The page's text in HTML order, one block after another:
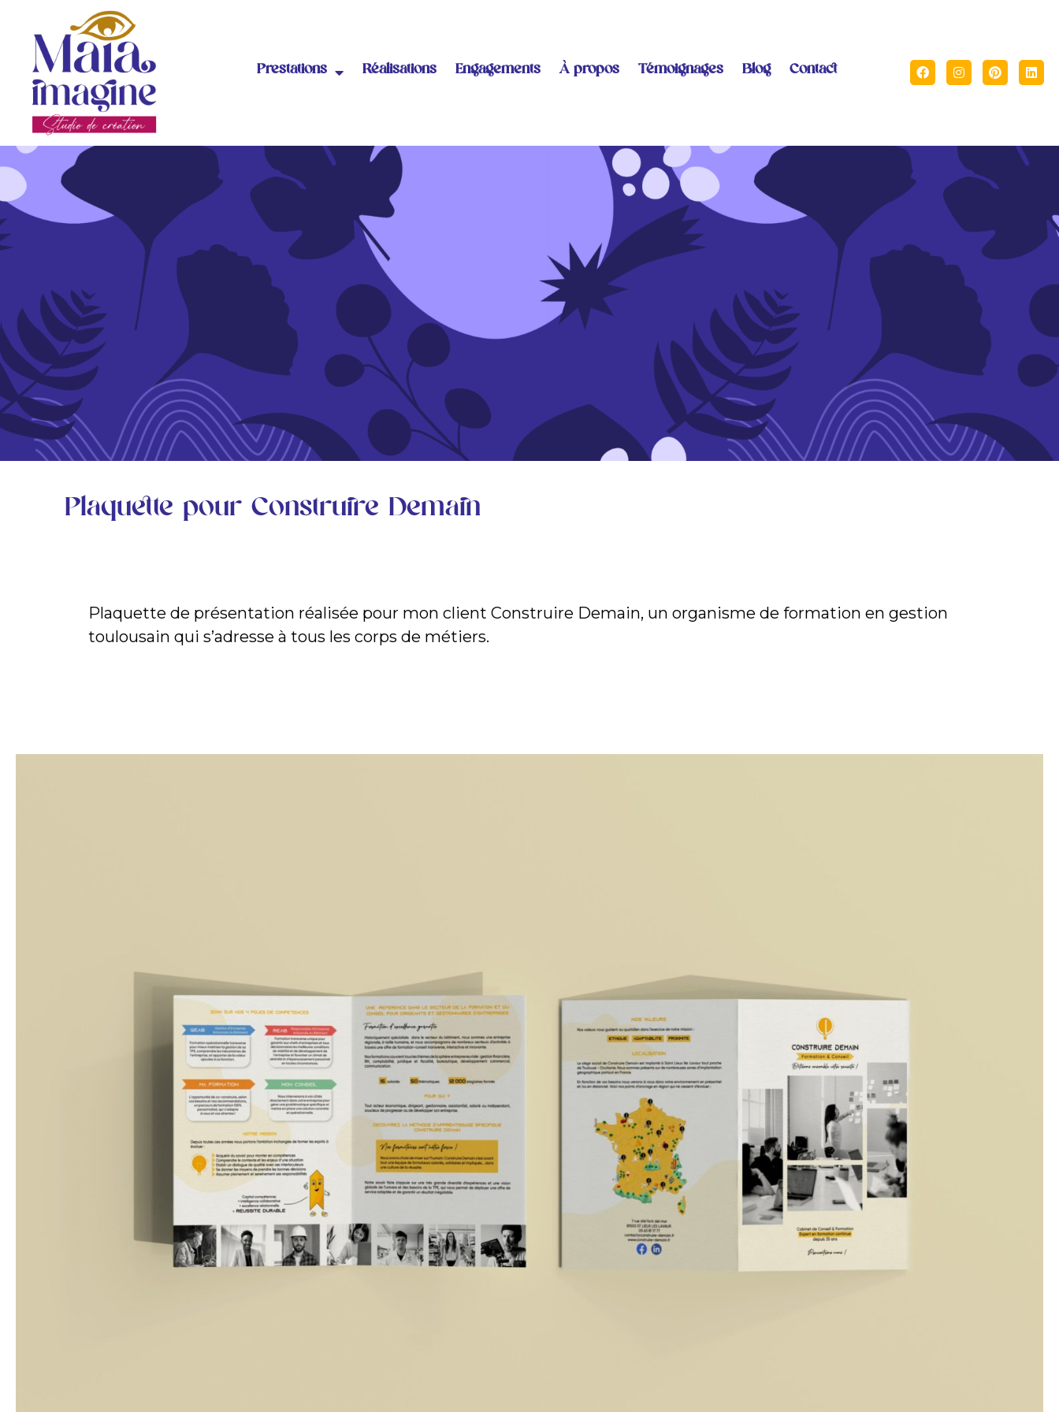
Prestations Réalisations Engagements À propos Témoignages Blog Contact
Plaquette pour Construire Demain
Plaquette de présentation réalisée pour mon client Construire Demain, un organisme de formation en gestion
toulousain qui s’adresse à tous les corps de métiers.